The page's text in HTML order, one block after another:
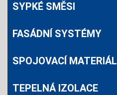
SYPKÉ SMĚSI
FASÁDNÍ SYSTÉMY
SPOJOVACÍ MATERIÁL
TEPELNÁ IZOLACE